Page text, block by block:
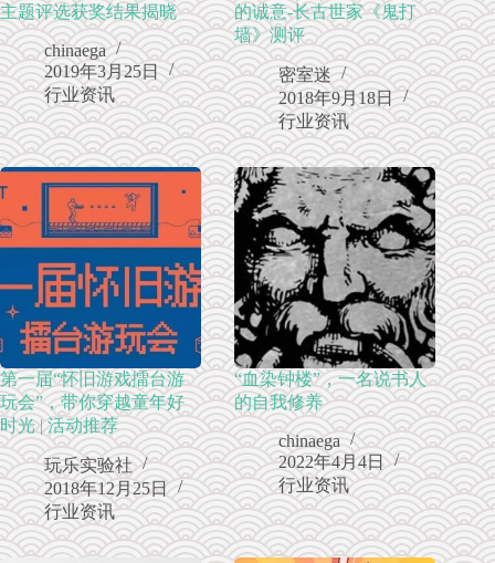
主题评选获奖结果揭晓
chinaega
2019年3月25日
行业资讯
的诚意-长古世家《鬼打
墙》测评
密室迷
2018年9月18日
行业资讯
第一届“怀旧游戏擂台游
玩会”，带你穿越童年好
时光 | 活动推荐
玩乐实验社
2018年12月25日
行业资讯
“血染钟楼”，一名说书人
的自我修养
chinaega
2022年4月4日
行业资讯